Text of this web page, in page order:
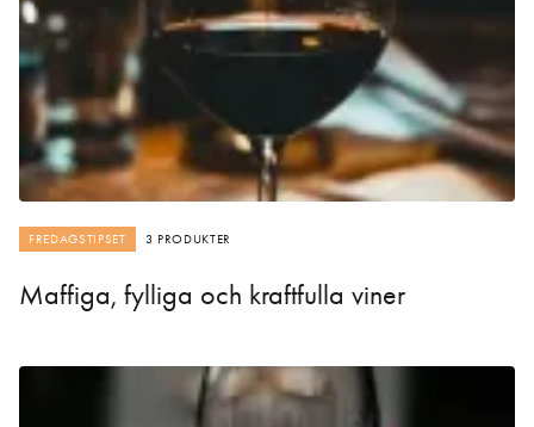
FREDAGSTIPSET 3 PRODUKTER
Maffiga, fylliga och kraftfulla viner